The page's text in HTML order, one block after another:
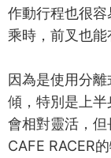
作動行程也很
乘時，前叉也能
因為是使用分
傾，特別是上
會相對靈活，
CAFE RACER的